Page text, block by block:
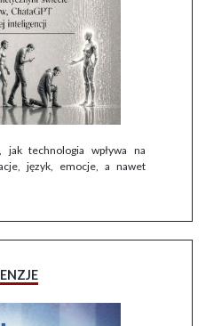
jak technologia wpływa na
język, emocje, a nawet